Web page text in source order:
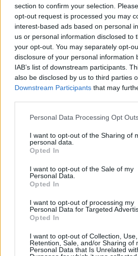
section to confirm your selection.
opt-out request is processed you may
interest-based ads based on personal
us or personal information disclosed to
your opt-out. You may separately opt-
disclosure of your personal information
IAB’s list of downstream participants.
also be disclosed by us to third parties
Downstream Participants that may
Personal Data Processing Opt
I want to opt-out of the Sharing of
personal data.
Opted In
I want to opt-out of the Sale of my
Personal Data.
Opted In
I want to opt-out of processing my
Personal Data for Targeted
Opted In
I want to opt-out of Collection, Use,
Retention, Sale, and/or Sharing of
Personal Data that Is Unrelated
06:21
Το αφράτο και κρεμώδες νηστίσιμο
χωρίς παγωτομηχανή
05:41
Φεύγουμε για διακοπές; Τα 7
κάνουμε στο σπίτι πριν κλείσουμε
04:11
Μαγειρεμένο ρύζι: Πόσο διατηρείται
03:16
Οι ειδικοί εξηγούν: Το κλιματιστικό
θερμοκρασία, ο ανεμιστήρας οροφής
02:30
01:30
καλοκαίρι